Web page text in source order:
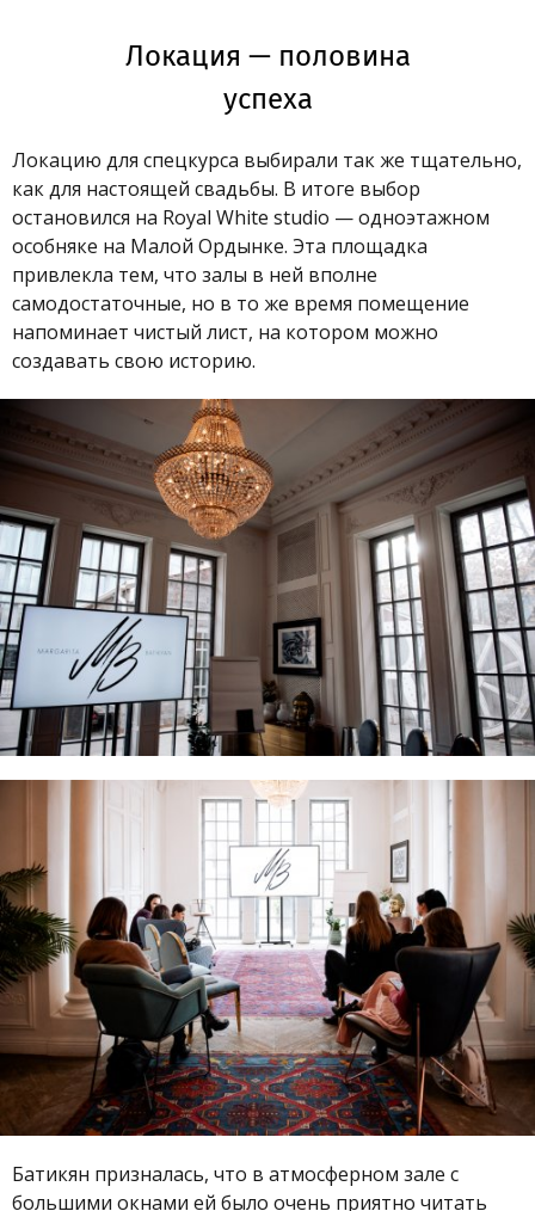
Локация — половина
успеха
Локацию для спецкурса выбирали так же тщательно,
как для настоящей свадьбы. В итоге выбор
остановился на Royal White studio — одноэтажном
особняке на Малой Ордынке. Эта площадка
привлекла тем, что залы в ней вполне
самодостаточные, но в то же время помещение
напоминает чистый лист, на котором можно
создавать свою историю.
Батикян призналась, что в атмосферном зале с
большими окнами ей было очень приятно читать